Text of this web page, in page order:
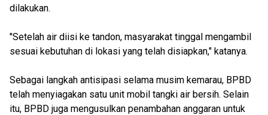
dilakukan.
"Setelah air diisi ke tandon, masyarakat tinggal mengambil
sesuai kebutuhan di lokasi yang telah disiapkan," katanya.
Sebagai langkah antisipasi selama musim kemarau, BPBD
telah menyiagakan satu unit mobil tangki air bersih. Selain
itu, BPBD juga mengusulkan penambahan anggaran untuk